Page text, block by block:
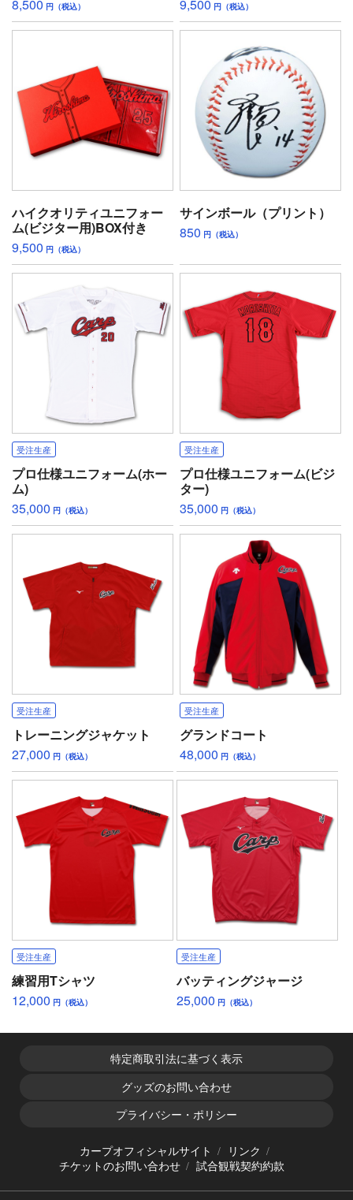
8,500 円（税込）
9,500 円（税込）
ハイクオリティユニフォー
ム(ビジター用)BOX付き
9,500 円（税込）
サインボール（プリント）
850 円（税込）
受注生産
プロ仕様ユニフォーム(ホー
ム)
35,000 円（税込）
受注生産
プロ仕様ユニフォーム(ビジ
ター)
35,000 円（税込）
受注生産
トレーニングジャケット
27,000 円（税込）
受注生産
グランドコート
48,000 円（税込）
受注生産
練習用Tシャツ
12,000 円（税込）
受注生産
バッティングジャージ
25,000 円（税込）
特定商取引法に基づく表示
グッズのお問い合わせ
プライバシー・ポリシー
カープオフィシャルサイト
リンク
チケットのお問い合わせ
試合観戦契約約款